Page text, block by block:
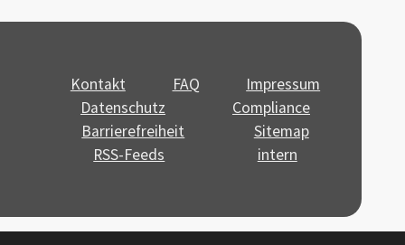
Kontakt FAQ
Impressum
Datenschutz
Compliance
Barrierefreiheit
Sitemap
RSS-Feeds
intern